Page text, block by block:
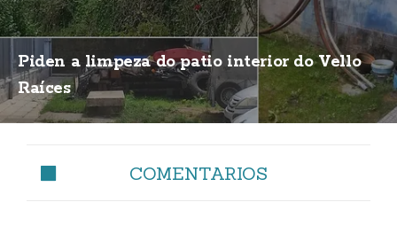
Piden a limpeza do patio interior do Vello
Raíces
COMENTARIOS